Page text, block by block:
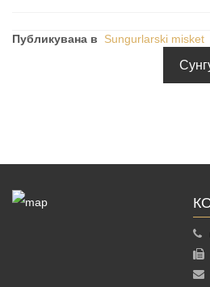
Публикувана в Sungurlarski misket